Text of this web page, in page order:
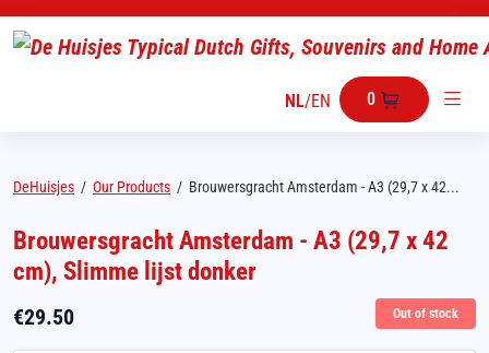
NL/EN 0
DeHuisjes / Our Products / Brouwersgracht Amsterdam - A3 (29,7 x 42...
Brouwersgracht Amsterdam - A3 (29,7 x 42
cm), Slimme lijst donker
€29.50 Out of stock